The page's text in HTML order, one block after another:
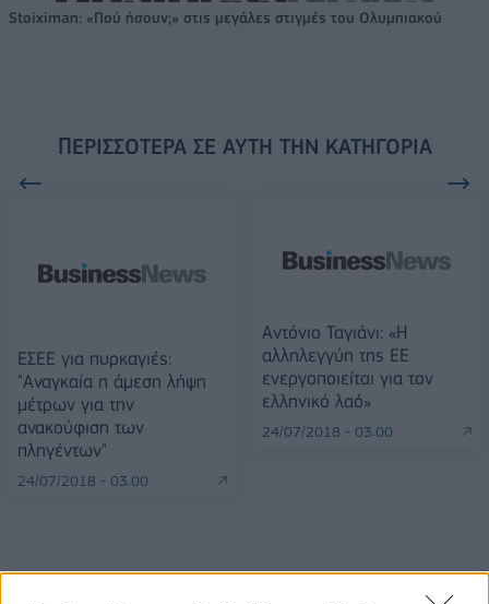
Stoiximan: «Πού ήσουν;» στις μεγάλες στιγμές του Ολυμπιακού
ΠΕΡΙΣΣΌΤΕΡΑ ΣΕ ΑΥΤΉ ΤΗΝ ΚΑΤΗΓΟΡΊΑ
ΕΣΕΕ για πυρκαγιές:
"Αναγκαία η άμεση λήψη
μέτρων για την
ανακούφιση των
πληγέντων"
24/07/2018 - 03:00
Αντόνιο Ταγιάνι: «Η
αλληλεγγύη της ΕΕ
ενεργοποιείται για τον
ελληνικό λαό»
24/07/2018 - 03:00